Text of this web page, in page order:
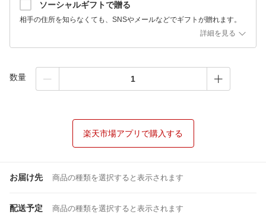
ソーシャルギフトで贈る
相手の住所を知らなくても、SNSやメールなどでギフトが贈れます。
詳細を見る
数量
楽天市場アプリで購入する
お届け先 商品の種類を選択すると表示されます
配送予定 商品の種類を選択すると表示されます